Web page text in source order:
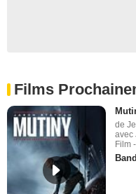
Films
de
avec
Film